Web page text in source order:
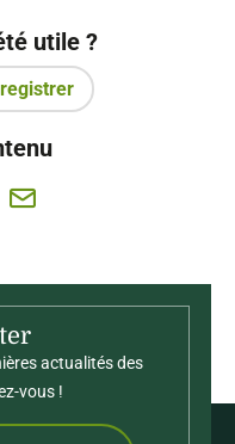
utile ?
(nouvelle fenêtre)
X / Twitter (nouvelle
sur WhatsApp
Partager par mail
actualités des
vous !